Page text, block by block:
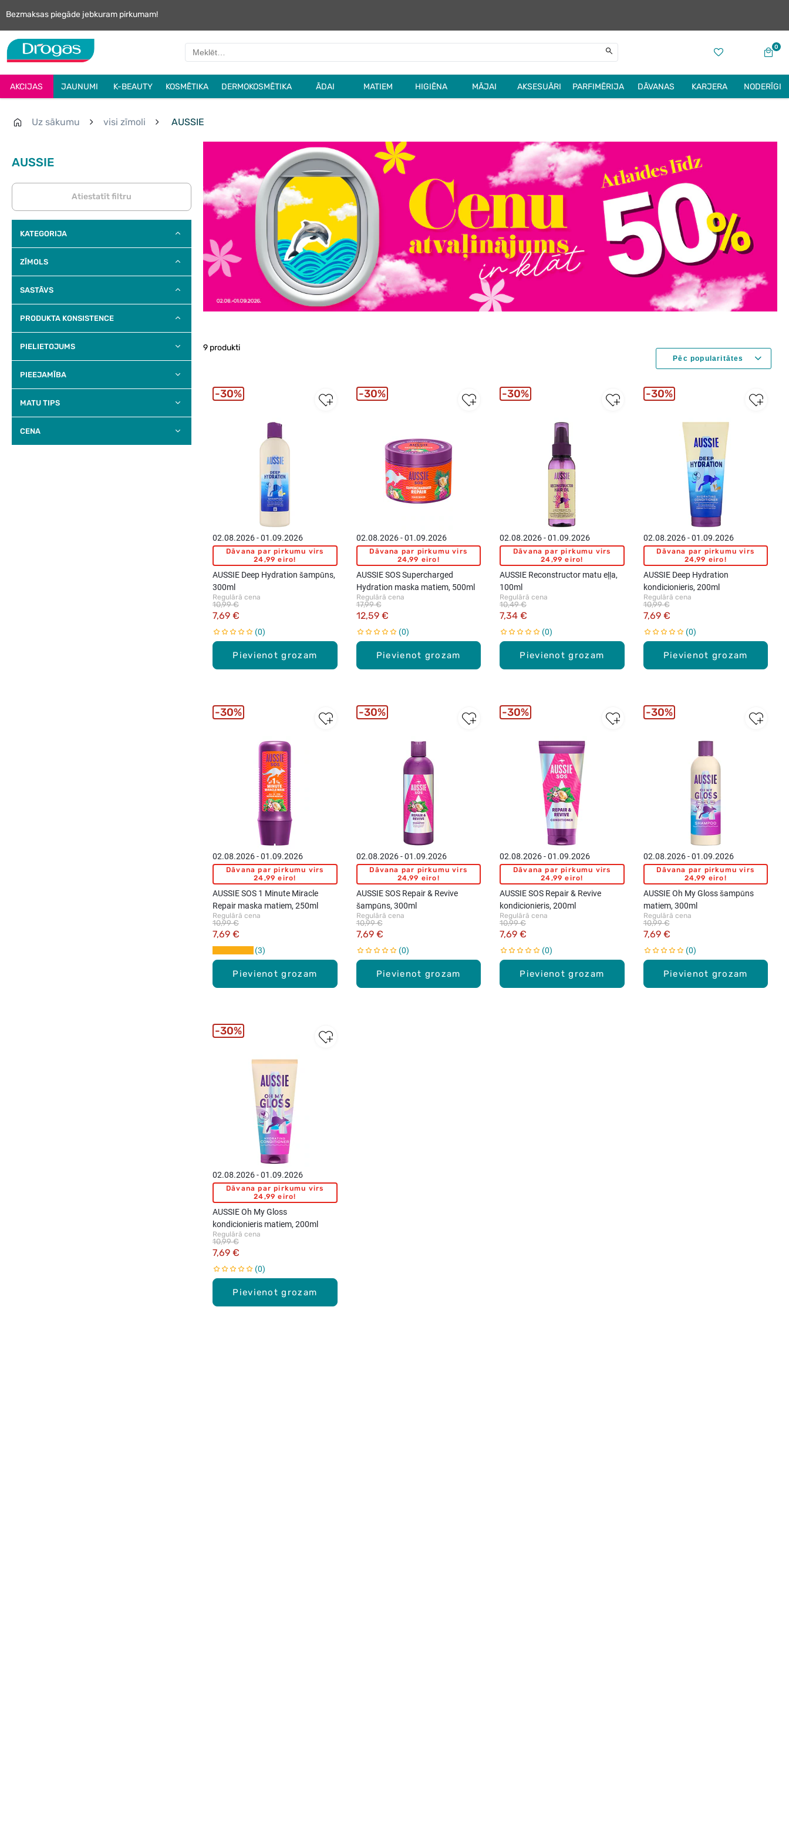
Bezmaksas piegāde jebkuram pirkumam!
0
AKCIJAS JAUNUMI K-BEAUTY KOSMĒTIKA DERMOKOSMĒTIKA ĀDAI MATIEM HIGIĒNA MĀJAI AKSESUĀRI PARFIMĒRIJA DĀVANAS KARJERA NODERĪGI
Uz sākumu visi zīmoli AUSSIE
AUSSIE
Atiestatīt filtru
KATEGORIJA
ZĪMOLS
SASTĀVS
PRODUKTA KONSISTENCE
PIELIETOJUMS
PIEEJAMĪBA
MATU TIPS
CENA
9 produkti
Pievienot grozam
02.08.2026 - 01.09.2026
Dāvana par pirkumu virs
24,99 eiro!
AUSSIE Deep Hydration šampūns,
300ml
Regulārā cena
7,69 €
10,99 €
0
30%
Pievienot grozam
02.08.2026 - 01.09.2026
Dāvana par pirkumu virs
24,99 eiro!
AUSSIE SOS Supercharged
Hydration maska matiem, 500ml
Regulārā cena
12,59 €
17,99 €
0
30%
Pievienot grozam
02.08.2026 - 01.09.2026
Dāvana par pirkumu virs
24,99 eiro!
AUSSIE Reconstructor matu eļļa,
100ml
Regulārā cena
7,34 €
10,49 €
0
30%
Pievienot grozam
02.08.2026 - 01.09.2026
Dāvana par pirkumu virs
24,99 eiro!
AUSSIE Deep Hydration
kondicionieris, 200ml
Regulārā cena
7,69 €
10,99 €
0
30%
Pievienot grozam
02.08.2026 - 01.09.2026
Dāvana par pirkumu virs
24,99 eiro!
AUSSIE SOS 1 Minute Miracle
Repair maska matiem, 250ml
Regulārā cena
7,69 €
10,99 €
3
30%
Pievienot grozam
02.08.2026 - 01.09.2026
Dāvana par pirkumu virs
24,99 eiro!
AUSSIE SOS Repair & Revive
šampūns, 300ml
Regulārā cena
7,69 €
10,99 €
0
30%
Pievienot grozam
02.08.2026 - 01.09.2026
Dāvana par pirkumu virs
24,99 eiro!
AUSSIE SOS Repair & Revive
kondicionieris, 200ml
Regulārā cena
7,69 €
10,99 €
0
30%
Pievienot grozam
02.08.2026 - 01.09.2026
Dāvana par pirkumu virs
24,99 eiro!
AUSSIE Oh My Gloss šampūns
matiem, 300ml
Regulārā cena
7,69 €
10,99 €
0
30%
Pievienot grozam
02.08.2026 - 01.09.2026
Dāvana par pirkumu virs
24,99 eiro!
AUSSIE Oh My Gloss
kondicionieris matiem, 200ml
Regulārā cena
7,69 €
10,99 €
0
30%